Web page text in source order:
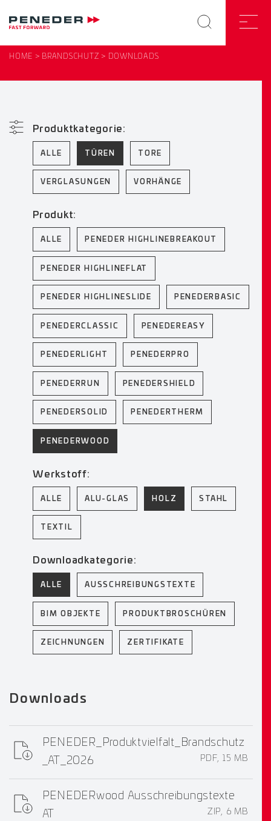
HOME BRANDSCHUTZ DOWNLOADS
Produktkategorie:
ALLE TÜREN TORE
VERGLASUNGEN VORHÄNGE
Produkt:
ALLE PENEDER HIGHLINEBREAKOUT
PENEDER HIGHLINEFLAT
PENEDER HIGHLINESLIDE PENEDERBASIC
PENEDERCLASSIC PENEDEREASY
PENEDERLIGHT PENEDERPRO
PENEDERRUN PENEDERSHIELD
PENEDERSOLID PENEDERTHERM
PENEDERWOOD
Werkstoff:
ALLE ALU-GLAS HOLZ STAHL
TEXTIL
Downloadkategorie:
ALLE AUSSCHREIBUNGSTEXTE
BIM OBJEKTE PRODUKTBROSCHÜREN
ZEICHNUNGEN ZERTIFIKATE
Downloads
PENEDER_Produktvielfalt_Brandschutz
_AT_2026
PDF, 15 MB
PENEDERwood Ausschreibungstexte
AT
ZIP, 6 MB